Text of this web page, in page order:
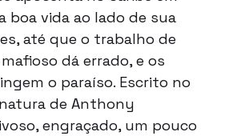
boa vida ao lado de sua
até que o trabalho de
dá errado, e os
o paraíso. Escrito no
de Anthony
engraçado, um pouco